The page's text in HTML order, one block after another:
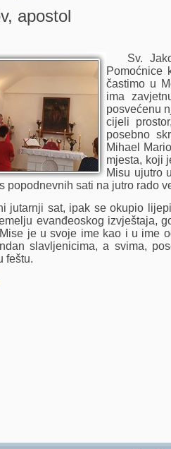
apostol
Sv.
Pomoćnice
častimo u
ima
posvećenu
cijeli
posebno
Mihael
mjesta, koji
Misu ujutro
popodnevnih sati na jutro rado
jutarnji sat, ipak se okupio
evanđeoskog izvještaja,
je u svoje ime kao i u ime
slavljenicima, a svima,
feštu.